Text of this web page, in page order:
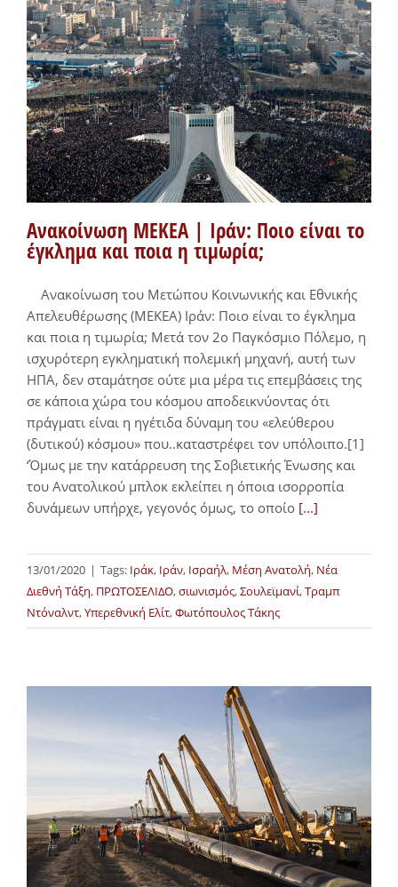
Ανακοίνωση ΜΕΚΕΑ | Ιράν: Ποιο είναι το
έγκλημα και ποια η τιμωρία;
Ανακοίνωση του Μετώπου Κοινωνικής και Εθνικής
Απελευθέρωσης (ΜΕΚΕΑ) Ιράν: Ποιο είναι το έγκλημα
και ποια η τιμωρία; Μετά τον 2ο Παγκόσμιο Πόλεμο, η
ισχυρότερη εγκληματική πολεμική μηχανή, αυτή των
ΗΠΑ, δεν σταμάτησε ούτε μια μέρα τις επεμβάσεις της
σε κάποια χώρα του κόσμου αποδεικνύοντας ότι
πράγματι είναι η ηγέτιδα δύναμη του «ελεύθερου
(δυτικού) κόσμου» που..καταστρέφει τον υπόλοιπο.[1]
‘Όμως με την κατάρρευση της Σοβιετικής Ένωσης και
του Ανατολικού μπλοκ εκλείπει η όποια ισορροπία
δυνάμεων υπήρχε, γεγονός όμως, το οποίο [...]
13/01/2020 | Tags: Ιράκ, Ιράν, Ισραήλ, Μέση Ανατολή, Νέα
Διεθνή Τάξη, ΠΡΩΤΟΣΕΛΙΔΟ,σιωνισμός,Σουλεϊμανί,Τραμπ
Ντόναλντ,Υπερεθνική Ελίτ,Φωτόπουλος Τάκης